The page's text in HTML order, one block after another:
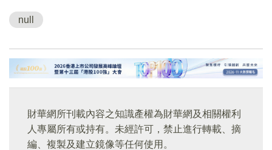
null
財華網所刊載內容之知識產權為財華網及相關權利
人專屬所有或持有。未經許可，禁止進行轉載、摘
編、複製及建立鏡像等任何使用。